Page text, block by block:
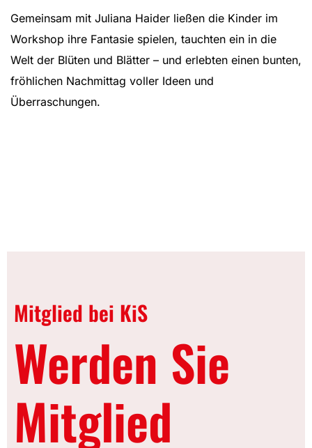
Gemeinsam mit Juliana Haider ließen die Kinder im
Workshop ihre Fantasie spielen, tauchten ein in die
Welt der Blüten und Blätter – und erlebten einen bunten,
fröhlichen Nachmittag voller Ideen und
Überraschungen.
Mitglied bei KiS
Werden Sie
Mitglied